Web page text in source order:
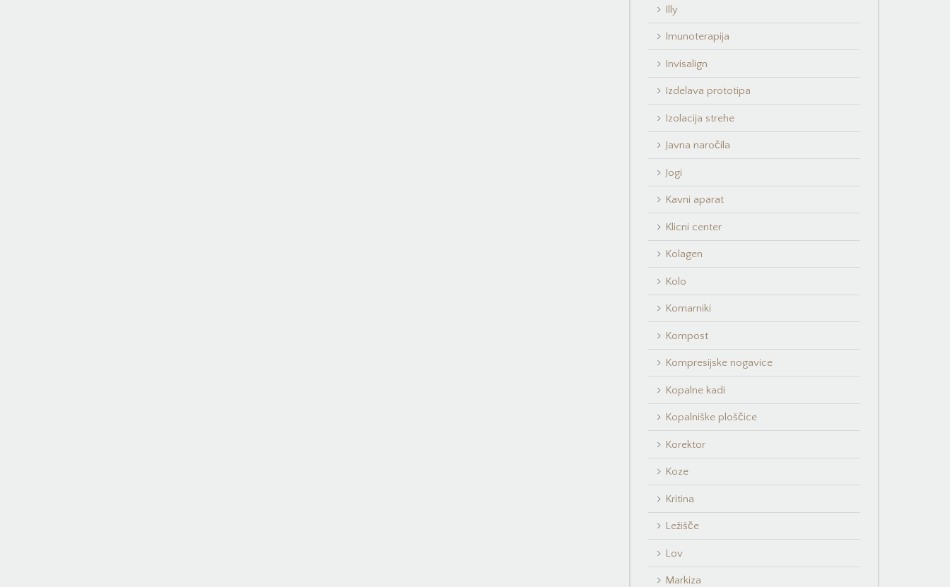
Illy
Imunoterapija
Invisalign
Izdelava prototipa
Izolacija strehe
Javna naročila
Jogi
Kavni aparat
Klicni center
Kolagen
Kolo
Komarniki
Kompost
Kompresijske nogavice
Kopalne kadi
Kopalniške ploščice
Korektor
Koze
Kritina
Ležišče
Lov
Markiza